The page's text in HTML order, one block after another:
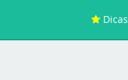
Dicas